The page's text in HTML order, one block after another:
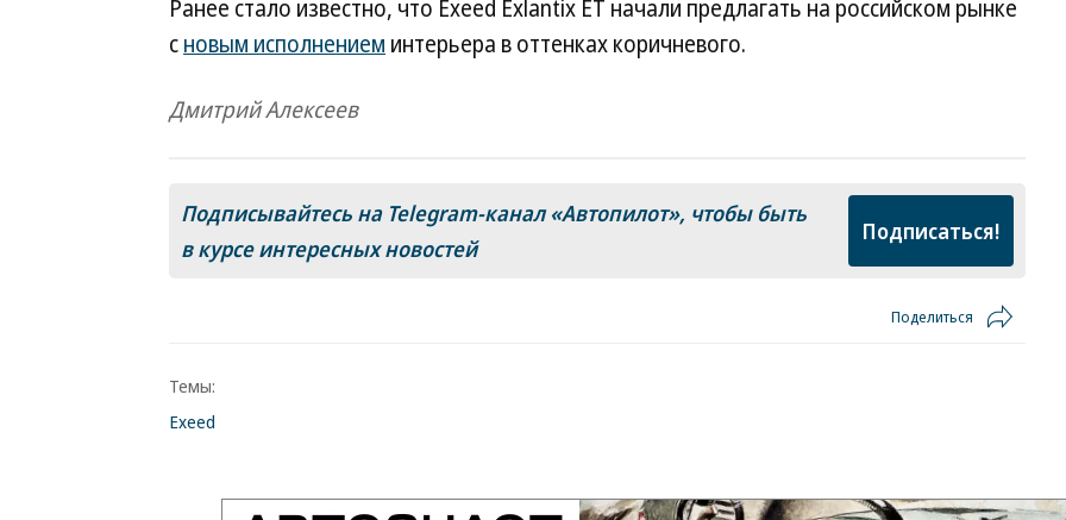
Ранее стало известно, что Exeed Exlantix ET начали предлагать на российском рынке
сновым исполнением интерьера в оттенках коричневого.
Дмитрий Алексеев
Подписывайтесь на Telegram-канал«Автопилот», чтобы быть
в курсе интересных новостей
Подписаться!
Поделиться
Темы:
Exeed